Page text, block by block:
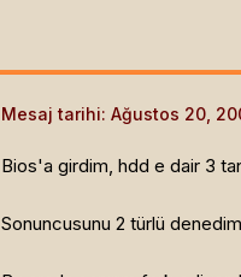
Mesaj tarihi: Ağustos 20,
Bios'a girdim, hdd e dair 3
Sonuncusunu 2 türlü denedim